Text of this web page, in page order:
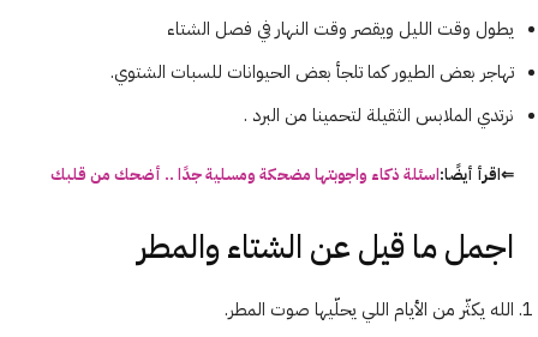
يطول وقت الليل ويقصر وقت النهار في فصل الشتاء
تهاجر بعض الطيور كما تلجأ بعض الحيوانات للسبات الشتوي.
نرتدي الملابس الثقيلة لتحمينا من البرد .
⇐اقرأ أيضًا:اسئلة ذكاء واجوبتها مضحكة ومسلية جدًا .. أضحك من قلبك
اجمل ما قيل عن الشتاء والمطر
الله يكثّر من الأيام اللي يحلّيها صوت المطر.